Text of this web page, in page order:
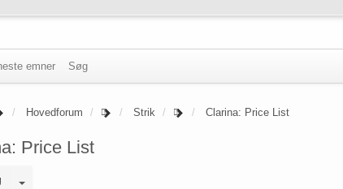
emner Søg
Hovedforum Strik Clarina: Price List
Price List